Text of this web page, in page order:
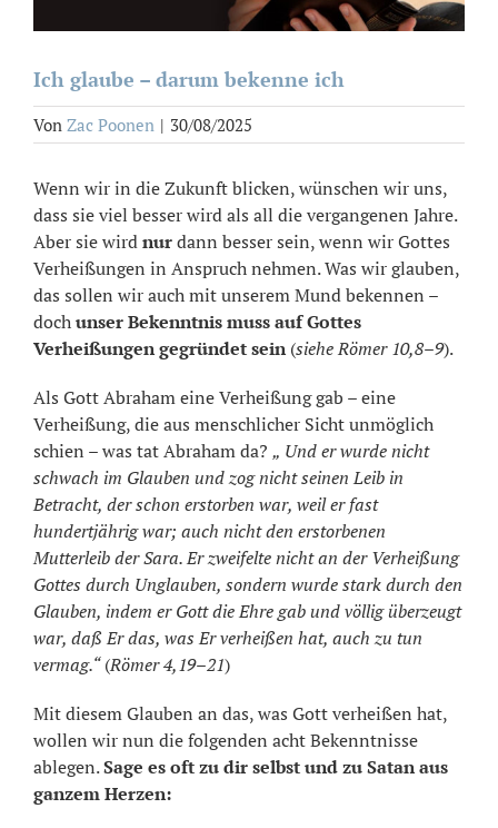
Ich glaube – darum bekenne ich
Von Zac Poonen | 30/08/2025
Wenn wir in die Zukunft blicken, wünschen wir uns,
dass sie viel besser wird als all die vergangenen Jahre.
Aber sie wirdnurdann besser sein, wenn wir Gottes
Verheißungen in Anspruch nehmen. Was wir glauben,
das sollen wir auch mit unserem Mund bekennen –
dochunser Bekenntnis muss auf Gottes
Verheißungen gegründet sein(sieheRömer 10,8–9).
Als Gott Abraham eine Verheißung gab – eine
Verheißung, die aus menschlicher Sicht unmöglich
schien – was tat Abraham da? „ Und er wurde nicht
schwach im Glauben und zog nicht seinen Leib in
Betracht, der schon erstorben war, weil er fast
hundertjährig war; auch nicht den erstorbenen
Mutterleib der Sara. Er zweifelte nicht an der Verheißung
Gottes durch Unglauben, sondern wurde stark durch den
Glauben, indem er Gott die Ehre gab und völlig überzeugt
war, daß Er das, was Er verheißen hat, auch zu tun
vermag.“(Römer 4,19–21)
Mit diesem Glauben an das, was Gott verheißen hat,
wollen wir nun die folgenden acht Bekenntnisse
ablegen.Sage es oft zu dir selbst und zu Satan aus
ganzem Herzen: